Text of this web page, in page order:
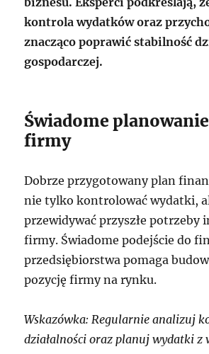
kontrola wydatków oraz
znacząco poprawić stabilność
gospodarczej.
Świadome
firmy
Dobrze przygotowany plan
nie tylko kontrolować wydatki,
przewidywać przyszłe potrzeby
firmy. Świadome podejście do
przedsiębiorstwa pomaga
pozycję firmy na rynku.
Wskazówka: Regularnie analizuj
działalności oraz planuj wydatki z